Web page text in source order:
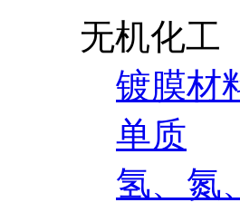
无机化工
镀膜材
单质
氢、氮